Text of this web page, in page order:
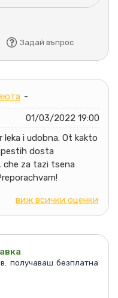
Задай въпрос
-
01/03/2022 19:00
leka i udobna. Ot kakto
dosta
che za tazi tsena
виж всички оценки
получаваш безплатна